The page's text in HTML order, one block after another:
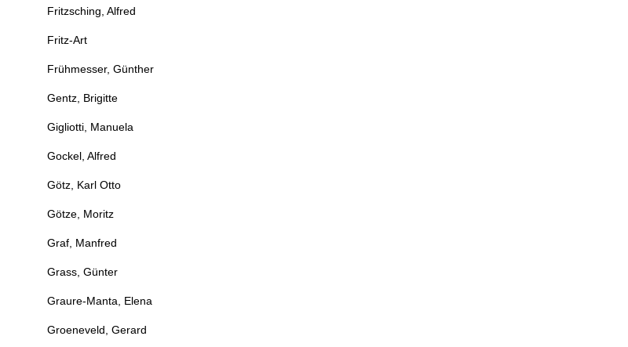
Fritzsching, Alfred
Fritz-Art
Frühmesser, Günther
Gentz, Brigitte
Gigliotti, Manuela
Gockel, Alfred
Götz, Karl Otto
Götze, Moritz
Graf, Manfred
Grass, Günter
Graure-Manta, Elena
Groeneveld, Gerard